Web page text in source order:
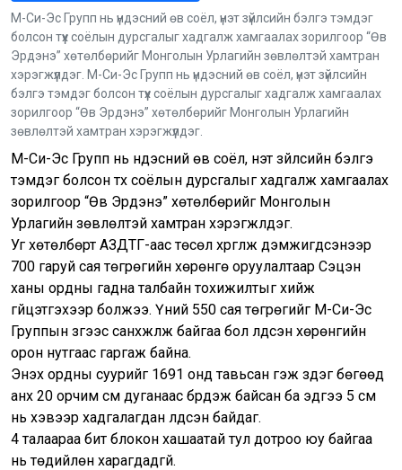
М-Си-Эс Групп нь үндэсний өв соёл, үнэт зүйлсийн бэлгэ тэмдэг
болсон түүх соёлын дурсгалыг хадгалж хамгаалах зорилгоор “Өв
Эрдэнэ” хөтөлбөрийг Монголын Урлагийн зөвлөлтэй хамтран
хэрэгжүүлдэг. М-Си-Эс Групп нь үндэсний өв соёл, үнэт зүйлсийн
бэлгэ тэмдэг болсон түүх соёлын дурсгалыг хадгалж хамгаалах
зорилгоор “Өв Эрдэнэ” хөтөлбөрийг Монголын Урлагийн
зөвлөлтэй хамтран хэрэгжүүлдэг.
М-Си-Эс Групп нь үндэсний өв соёл, үнэт зүйлсийн бэлгэ
тэмдэг болсон түүх соёлын дурсгалыг хадгалж хамгаалах
зорилгоор “Өв Эрдэнэ” хөтөлбөрийг Монголын
Урлагийн зөвлөлтэй хамтран хэрэгжүүлдэг.
Уг хөтөлбөрт АЗДТГ-аас төсөл хүргүүлж дэмжигдсэнээр
700 гаруй сая төгрөгийн хөрөнгө оруулалтаар Сэцэн
ханы ордны гадна талбайн тохижилтыг хийж
гүйцэтгэхээр болжээ. Үүний 550 сая төгрөгийг М-Си-Эс
Группын зүгээс санхүүжүүлж байгаа бол үлдсэн хөрөнгийн
орон нутгаас гаргаж байна.
Энэхүү ордны суурийг 1691 онд тавьсан гэж үздэг бөгөөд
анх 20 орчим сүм дуганаас бүрдэж байсан ба эдүгээ 5 сүм
нь хэвээр хадгалагдан үлдсэн байдаг.
4 талаараа битүү блокон хашаатай тул дотроо юу байгаа
нь төдийлөн харагдадгүй.